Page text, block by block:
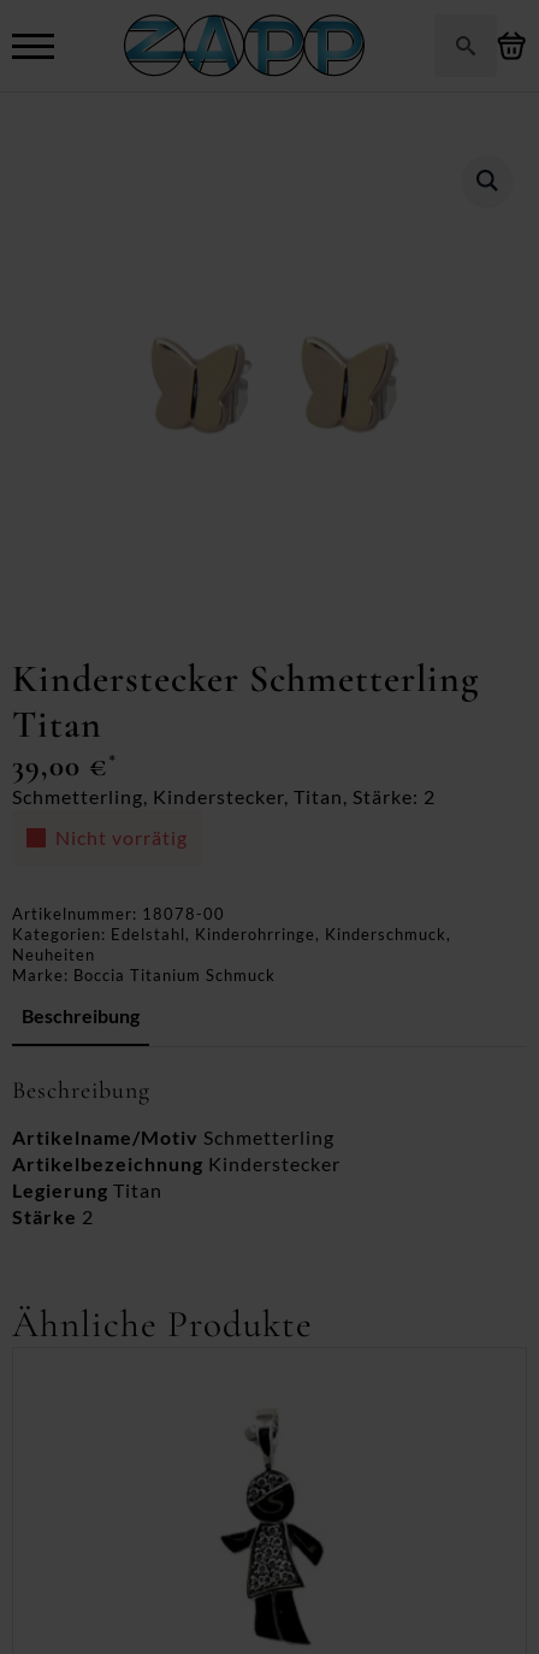
Kinderstecker Schmetterling
Titan
39,00 €*
Schmetterling, Kinderstecker, Titan, Stärke: 2
Nicht vorrätig
Artikelnummer: 18078-00
Kategorien: Edelstahl, Kinderohrringe, Kinderschmuck,
Neuheiten
Marke: Boccia Titanium Schmuck
Beschreibung
Beschreibung
Artikelname/Motiv Schmetterling
Artikelbezeichnung Kinderstecker
Legierung Titan
Stärke 2
Ähnliche Produkte